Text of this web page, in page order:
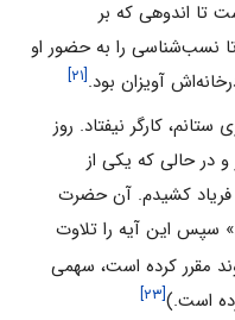
تا‌ اندوهی که بر
نسب‌شناسی را به حضور او
آویزان بود.[۲۱]
کارگر نیفتاد. روز
و در حالی که یکی از
فریاد کشیدم. آن حضرت
سپس این آیه را تلاوت
مقرر کرده است، سهمی
است.)[۲۳]